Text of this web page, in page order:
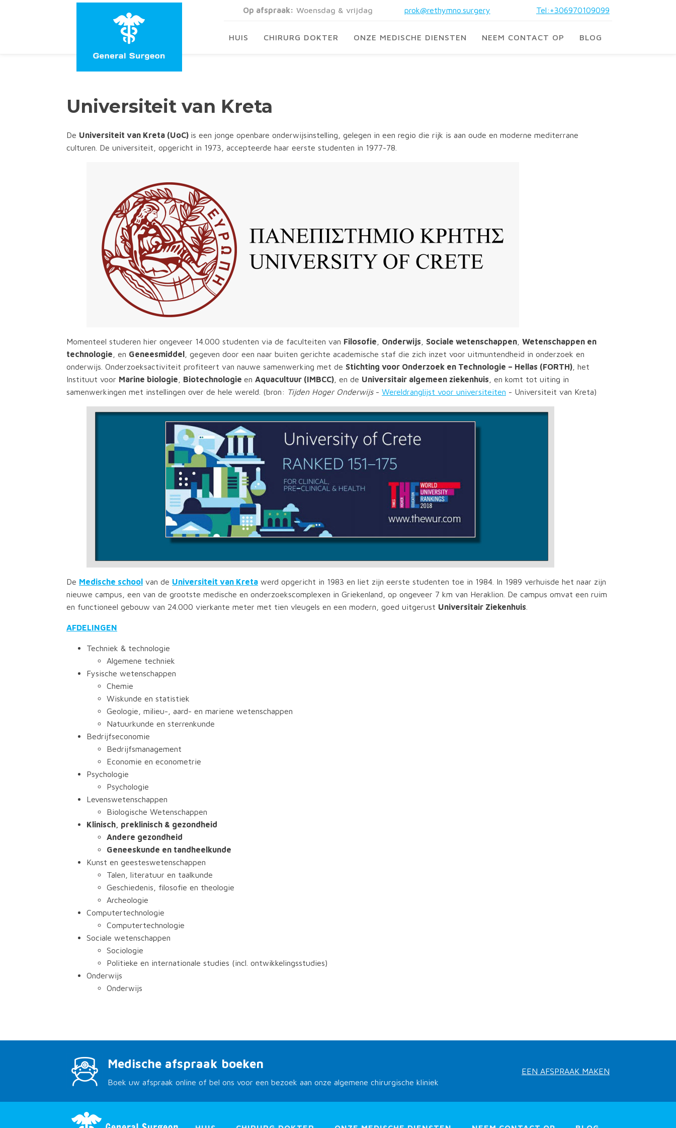
Op afspraak: Woensdag & vrijdag prok@rethymno.surgery Tel:+306970109099
HUIS CHIRURG DOKTER ONZE MEDISCHE DIENSTEN NEEM CONTACT OP BLOG
Universiteit van Kreta
De Universiteit van Kreta (UoC) is een jonge openbare onderwijsinstelling, gelegen in een regio die rijk is aan oude en moderne mediterrane
culturen. De universiteit, opgericht in 1973, accepteerde haar eerste studenten in 1977-78.
Momenteel studeren hier ongeveer 14.000 studenten via de faculteiten van Filosofie Onderwijs Sociale wetenschappen Wetenschappen en
technologie , en Geneesmiddel , gegeven door een naar buiten gerichte academische staf die zich inzet voor uitmuntendheid in onderzoek en
onderwijs. Onderzoeksactiviteit profiteert van nauwe samenwerking met de Stichting voor Onderzoek en Technologie – Hellas (FORTH) , het
Instituut voor Marine biologie Biotechnologie en Aquacultuur (IMBCC) , en de Universitair algemeen ziekenhuis , en komt tot uiting in
samenwerkingen met instellingen over de hele wereld. (bron: Tijden Hoger Onderwijs- Wereldranglijst voor universiteiten - Universiteit van Kreta)
De Medische school van de Universiteit van Kreta werd opgericht in 1983 en liet zijn eerste studenten toe in 1984. In 1989 verhuisde het naar zijn
nieuwe campus, een van de grootste medische en onderzoekscomplexen in Griekenland, op ongeveer 7 km van Heraklion. De campus omvat een ruim
en functioneel gebouw van 24.000 vierkante meter met tien vleugels en een modern, goed uitgerust Universitair Ziekenhuis
AFDELINGEN
Techniek & technologie
Algemene techniek
Fysische wetenschappen
Chemie
Wiskunde en statistiek
Geologie, milieu-, aard- en mariene wetenschappen
Natuurkunde en sterrenkunde
Bedrijfseconomie
Bedrijfsmanagement
Economie en econometrie
Psychologie
Psychologie
Levenswetenschappen
Biologische Wetenschappen
Klinisch, preklinisch & gezondheid
Andere gezondheid
Geneeskunde en tandheelkunde
Kunst en geesteswetenschappen
Talen, literatuur en taalkunde
Geschiedenis, filosofie en theologie
Archeologie
Computertechnologie
Computertechnologie
Sociale wetenschappen
Sociologie
Politieke en internationale studies (incl. ontwikkelingsstudies)
Onderwijs
Onderwijs
Medische afspraak boeken
Boek uw afspraak online of bel ons voor een bezoek aan onze algemene chirurgische kliniek
EEN AFSPRAAK MAKEN